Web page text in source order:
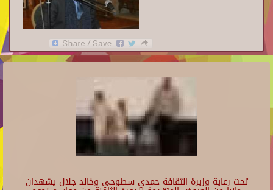
تحت رعاية وزيرة الثقافة حمدي سطوحي وخالد جلال يشهدان